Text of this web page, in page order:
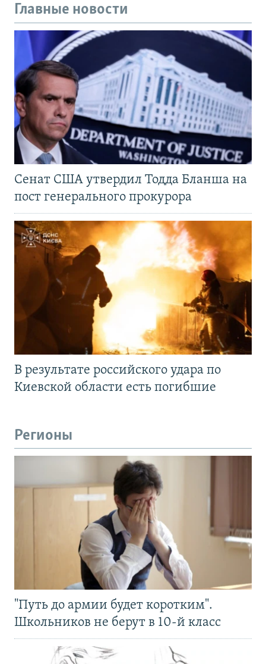
Главные новости
Сенат США утвердил Тодда Бланша на
пост генерального прокурора
В результате российского удара по
Киевской области есть погибшие
Регионы
"Путь до армии будет коротким".
Школьников не берут в 10-й класс